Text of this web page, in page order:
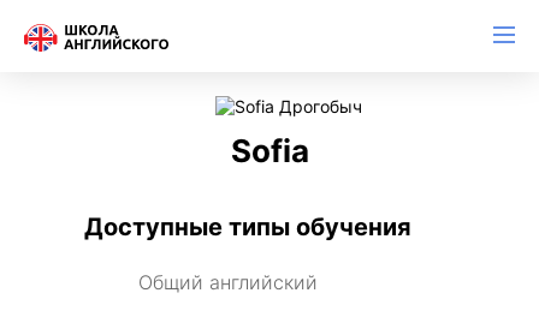
Sofia
Доступные типы обучения
Общий английский